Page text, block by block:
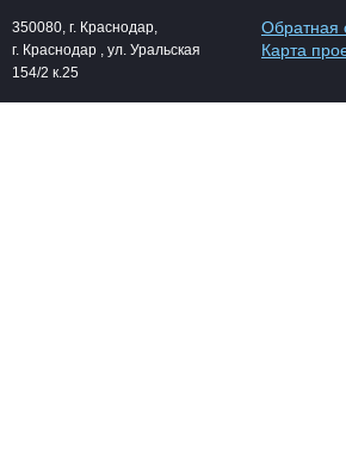
350080, г. Краснодар,
г. Краснодар , ул. Уральская
154/2 к.25
Обратная
Карта